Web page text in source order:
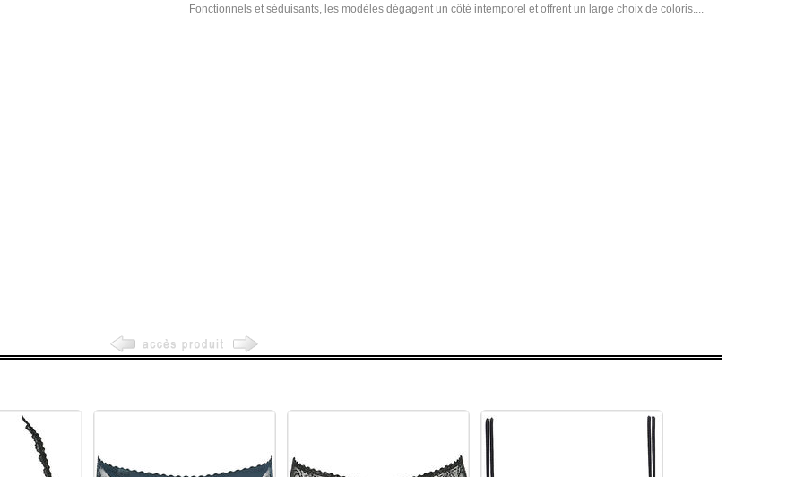
Fonctionnels et séduisants, les modèles dégagent un côté intemporel et offrent un large choix de coloris....